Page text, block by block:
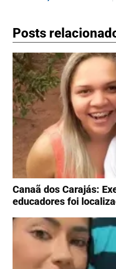
Posts
Canaã dos Carajás:
educadores foi